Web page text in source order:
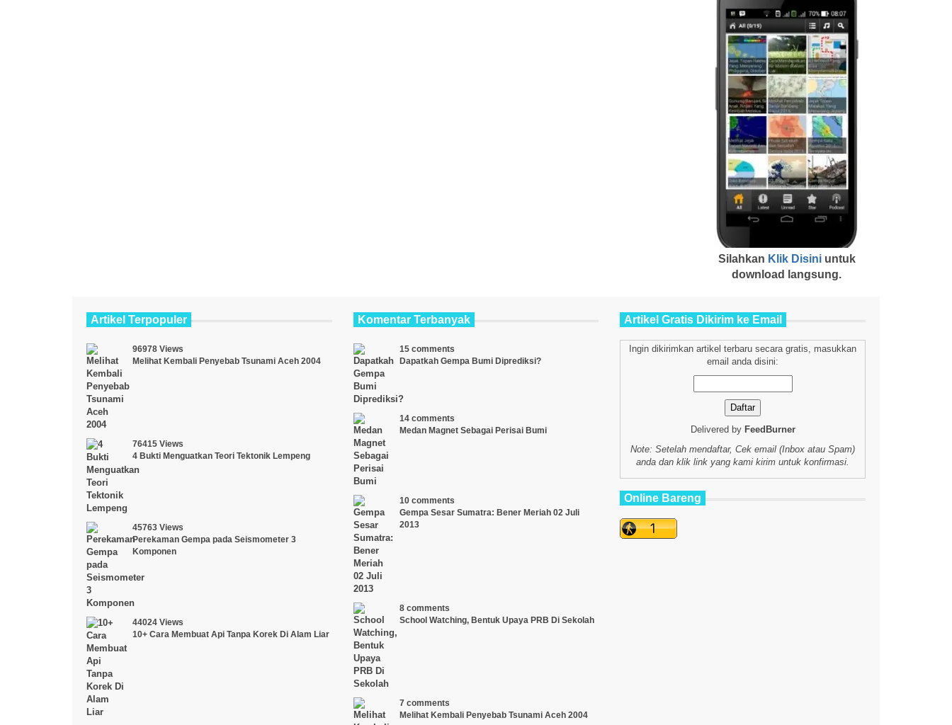
Silahkan Klik Disiniuntuk
download langsung.
Artikel Terpopuler
96978 Views
Melihat Kembali Penyebab Tsunami Aceh 2004
76415 Views
4 Bukti Menguatkan Teori Tektonik Lempeng
45763 Views
Perekaman Gempa pada Seismometer 3
Komponen
44024 Views
10+ Cara Membuat Api Tanpa Korek Di Alam Liar
Komentar Terbanyak
15 comments
Dapatkah Gempa Bumi Diprediksi?
14 comments
Medan Magnet Sebagai Perisai Bumi
10 comments
Gempa Sesar Sumatra: Bener Meriah 02 Juli
2013
8 comments
School Watching, Bentuk Upaya PRB Di Sekolah
7 comments
Melihat Kembali Penyebab Tsunami Aceh 2004
Artikel Gratis Dikirim ke Email
Ingin dikirimkan artikel terbaru secara gratis, masukkan
email anda disini:
Delivered by FeedBurner
Note: Setelah mendaftar, Cek email (Inbox atau Spam)
anda dan klik link yang kami kirim untuk konfirmasi.
Online Bareng